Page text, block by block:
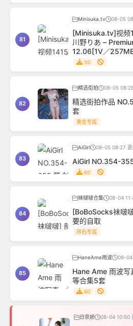
81
Minisuka.tv 08-05
[Minisuka.tv]视频
川野りあ –
12.06[1V／
50
82
精选街拍 08-05
精选街拍作品
套
黄金专属
83
AiGirl 08-05 08:27
AiGirl NO.354-
60
84
袜啵啵合集 08-04
[BoBoSocks袜啵
要的自取
砖石专属
85
HaneAme雨波 08-04
Hane Ame 雨波
等合集5套
60
日奈娇 08-04 10:50